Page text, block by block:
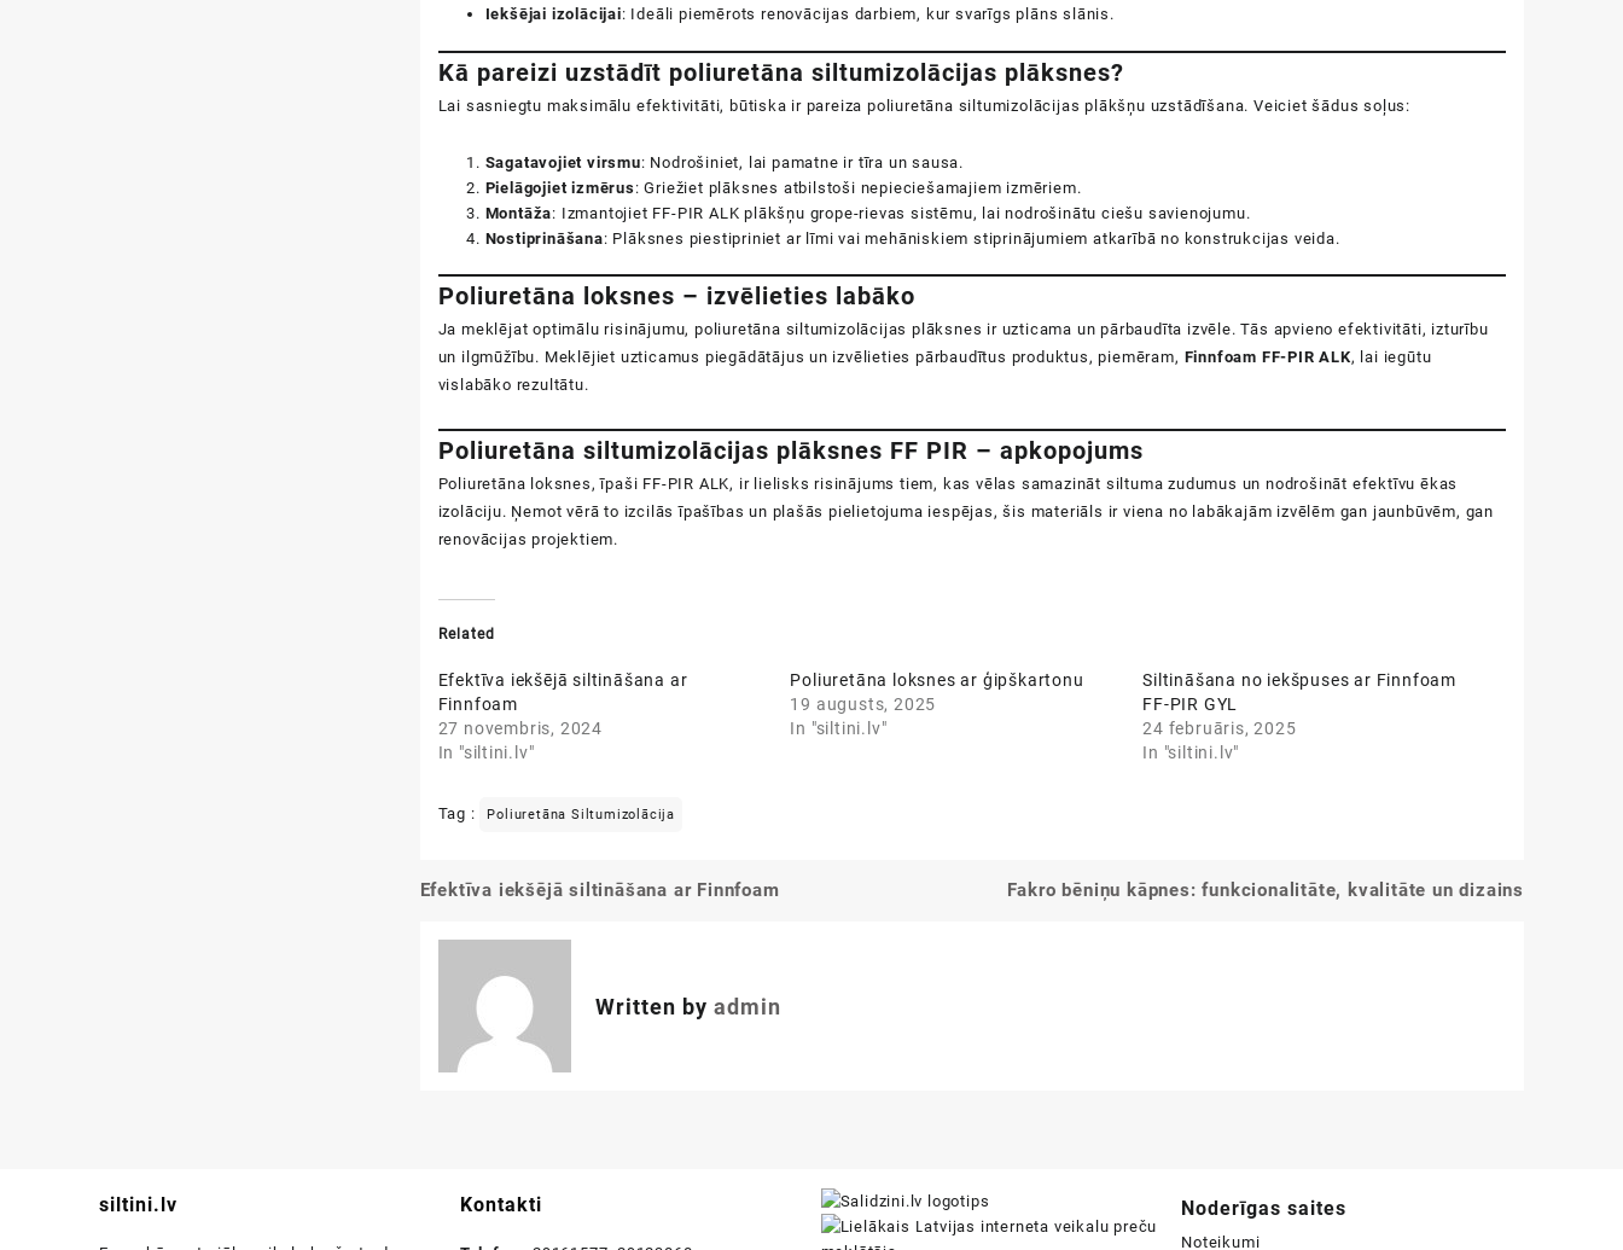
Iekšējai izolācijai: Ideāli piemērots renovācijas darbiem, kur svarīgs plāns slānis.
Kā pareizi uzstādīt poliuretāna siltumizolācijas plāksnes?
Lai sasniegtu maksimālu efektivitāti, būtiska ir pareiza poliuretāna siltumizolācijas plākšņu uzstādīšana. Veiciet šādus soļus:
Sagatavojiet virsmu: Nodrošiniet, lai pamatne ir tīra un sausa.
Pielāgojiet izmērus: Griežiet plāksnes atbilstoši nepieciešamajiem izmēriem.
Montāža: Izmantojiet FF-PIR ALK plākšņu grope-rievas sistēmu, lai nodrošinātu ciešu savienojumu.
Nostiprināšana: Plāksnes piestipriniet ar līmi vai mehāniskiem stiprinājumiem atkarībā no konstrukcijas veida.
Poliuretāna loksnes – izvēlieties labāko
Ja meklējat optimālu risinājumu, poliuretāna siltumizolācijas plāksnes ir uzticama un pārbaudīta izvēle. Tās apvieno efektivitāti, izturību
un ilgmūžību. Meklējiet uzticamus piegādātājus un izvēlieties pārbaudītus produktus, piemēram, Finnfoam FF-PIR ALK, lai iegūtu
vislabāko rezultātu.
Poliuretāna siltumizolācijas plāksnes FF PIR – apkopojums
Poliuretāna loksnes, īpaši FF-PIR ALK, ir lielisks risinājums tiem, kas vēlas samazināt siltuma zudumus un nodrošināt efektīvu ēkas
izolāciju. Ņemot vērā to izcilās īpašības un plašās pielietojuma iespējas, šis materiāls ir viena no labākajām izvēlēm gan jaunbūvēm, gan
renovācijasprojektiem.
Related
Efektīva iekšējā siltināšana ar
Finnfoam
27 novembris, 2024
In "siltini.lv"
Poliuretāna loksnes ar ģipškartonu
19 augusts, 2025
In "siltini.lv"
Siltināšana no iekšpuses ar Finnfoam
FF-PIR GYL
24 februāris, 2025
In "siltini.lv"
Tag : Poliuretāna Siltumizolācija
Ziņu
izvēlne
Efektīva iekšējā siltināšana ar Finnfoam Fakro bēniņu kāpnes: funkcionalitāte, kvalitāte un dizains
Written by admin
siltini.lv Kontakti Noderīgas saites
Noteikumi